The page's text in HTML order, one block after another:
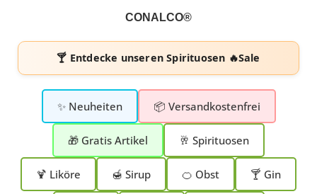
CONALCO®
🍸 Entdecke unserenSpirituosen 🔥Sale
✨ Neuheiten 📦 Versandkostenfrei
🎁 Gratis Artikel 🥂 Spirituosen
🍹 Liköre 🍯 Sirup 🍊 Obst 🍸 Gin